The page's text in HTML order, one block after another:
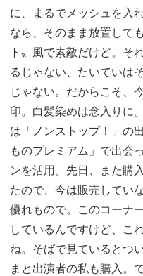
に、まるでメッシュを入
なら、そのまま放置して
ト〟風で素敵だけど。そ
るじゃない、たいていは
じゃない。だからこそ、
印。白髪染めは念入りに
は「ノンストップ！」の
ものプレミアム」で出会
ンを活用。先日、また購
たので、今は販売してい
優れもので。このコーナ
しているんですけど、こ
ね。そばで見ているとつ
まと出演者の私も購入。